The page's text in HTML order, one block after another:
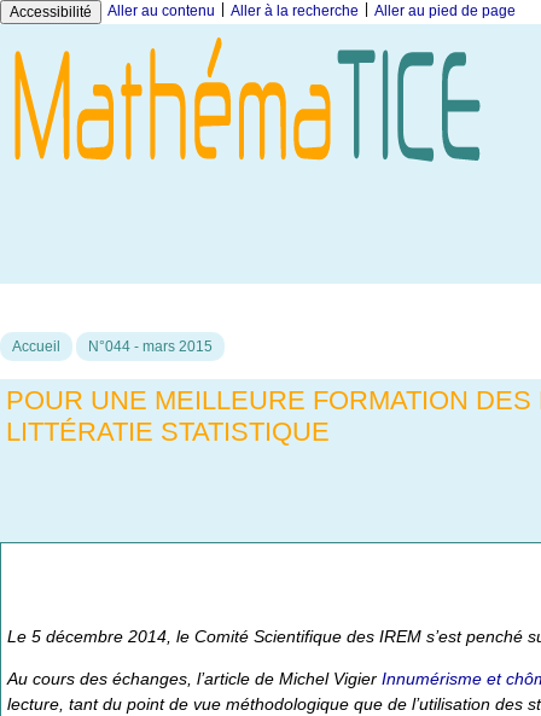
Accessibilité Aller au contenu Aller à la recherche Aller au pied de page
Accueil N°044 - mars 2015
POUR UNE MEILLEURE FORMATION
LITTÉRATIE STATISTIQUE
Le 5 décembre 2014, le Comité Scientifique des IREM s’est penché
Au cours des échanges, l’article de Michel Vigier Innumérisme et
lecture, tant du point de vue méthodologique que de l’utilisation des